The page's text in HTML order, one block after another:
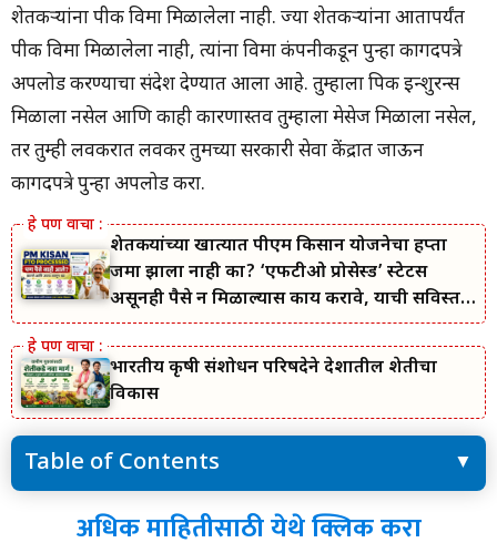
शेतकऱ्यांना पीक विमा मिळालेला नाही. ज्या शेतकऱ्यांना आतापर्यंत
पीक विमा मिळालेला नाही, त्यांना विमा कंपनीकडून पुन्हा कागदपत्रे
अपलोड करण्याचा संदेश देण्यात आला आहे. तुम्हाला पिक इन्शुरन्स
मिळाला नसेल आणि काही कारणास्तव तुम्हाला मेसेज मिळाला नसेल,
तर तुम्ही लवकरात लवकर तुमच्या सरकारी सेवा केंद्रात जाऊन
कागदपत्रे पुन्हा अपलोड करा.
शेतकऱ्यांच्या खात्यात पीएम किसान योजनेचा हप्ता
जमा झाला नाही का? ‘एफटीओ प्रोसेस्ड’ स्टेटस
असूनही पैसे न मिळाल्यास काय करावे, याची सविस्तर
माहिती जाणून घ्या.
भारतीय कृषी संशोधन परिषदेने देशातील शेतीचा
विकास
Table of Contents
अधिक माहितीसाठी येथे क्लिक करा
‘या’ जिल्ह्यातील शेतकऱ्यांना अग्रीम पीक विमा मंजूर, लाभार्थी पहा
अधिक माहितीसाठी येथे क्लिक करा